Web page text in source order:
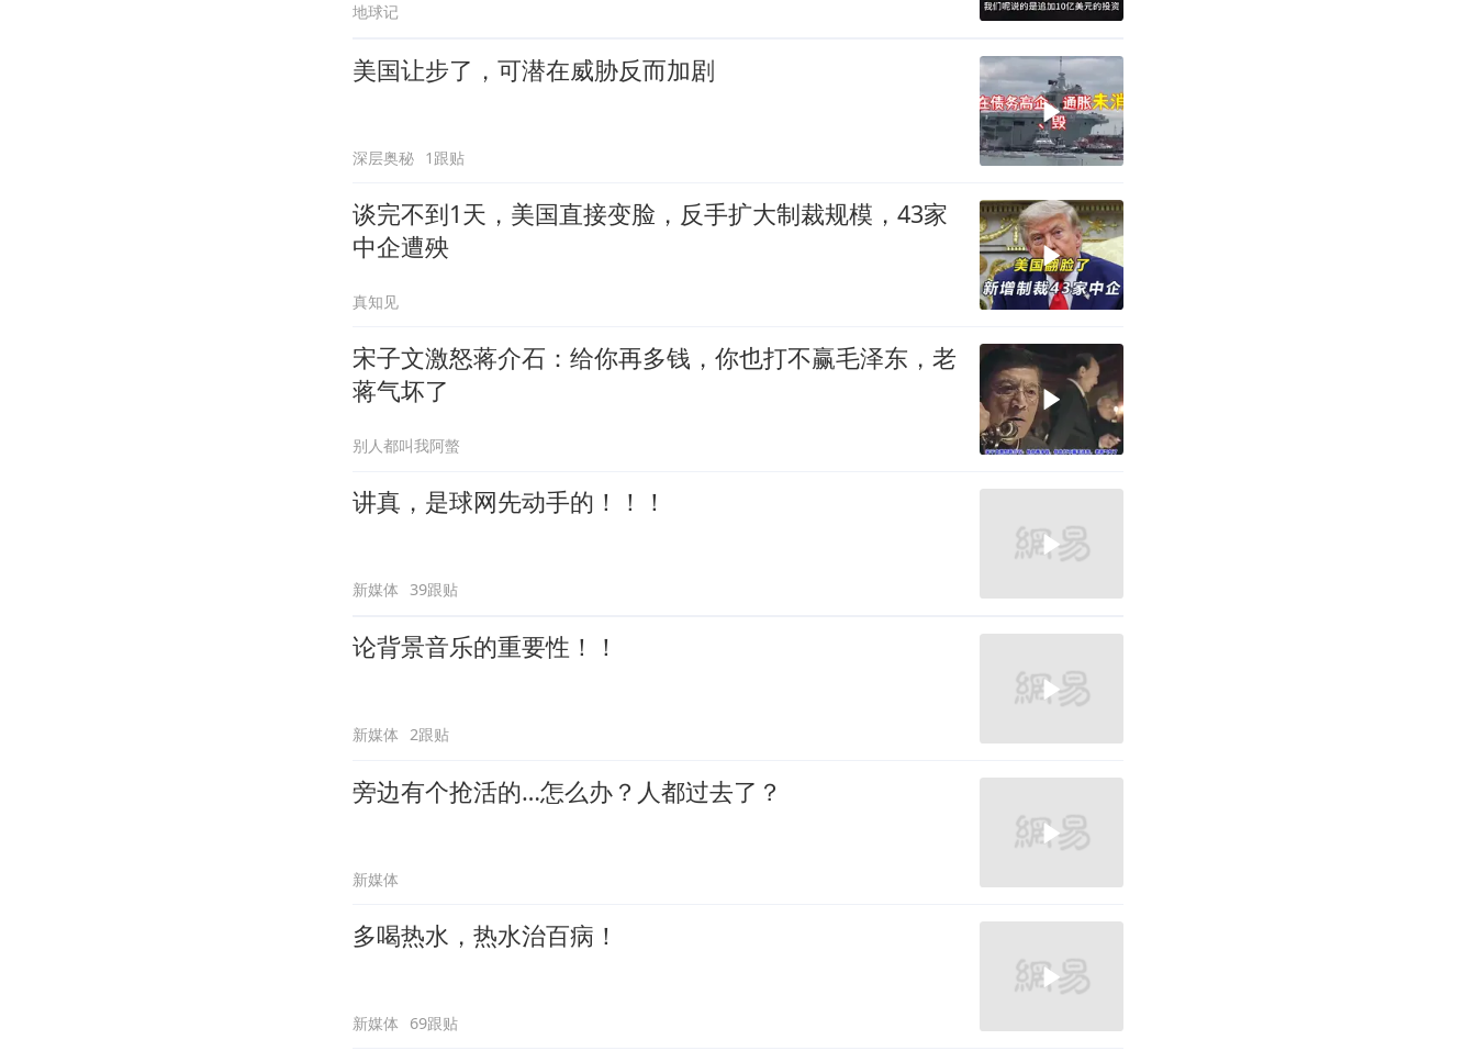
地球记
美国让步了，可潜在威胁反而加剧
深层奥秘 1跟贴
谈完不到1天，美国直接变脸，反手扩大制裁规模，43家
中企遭殃
真知见
宋子文激怒蒋介石：给你再多钱，你也打不赢毛泽东，老
蒋气坏了
别人都叫我阿螫
讲真，是球网先动手的！！！
新媒体 39跟贴
论背景音乐的重要性！！
新媒体 2跟贴
旁边有个抢活的…怎么办？人都过去了？
新媒体
多喝热水，热水治百病！
新媒体 69跟贴